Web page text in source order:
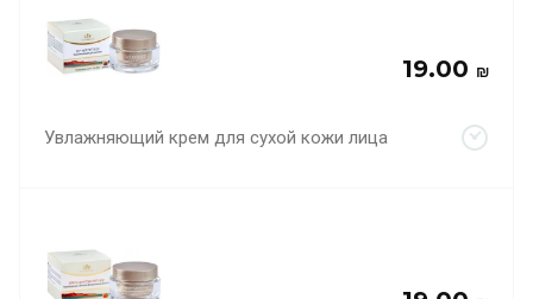
19.00 ₪
Увлажняющий крем для сухой кожи лица